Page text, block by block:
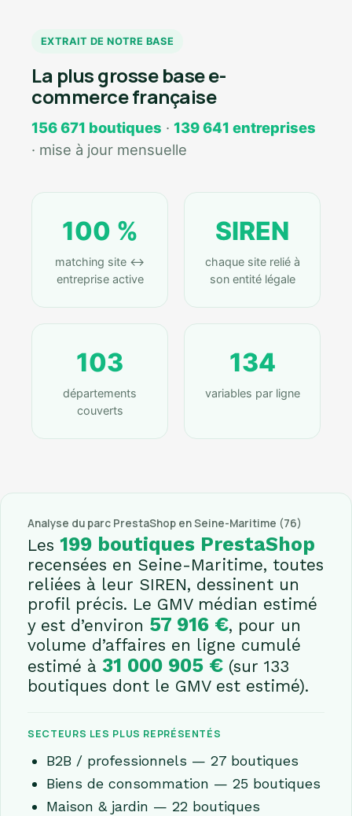
EXTRAIT DE NOTRE BASE
La plus grosse base e-
commerce française
156 671 boutiques · 139 641 entreprises
· mise à jour mensuelle
100 %
matching site ↔
entreprise active
SIREN
chaque site relié à
son entité légale
103
départements
couverts
134
variables par ligne
Analyse du parc PrestaShop en Seine-Maritime (76)
Les199 boutiques PrestaShop
recensées en Seine-Maritime, toutes
reliées à leur SIREN, dessinent un
profil précis. Le GMV médian estimé
y est d’environ 57 916 €, pour un
volume d’affaires en ligne cumulé
estimé à31 000 905 € (sur 133
boutiques dont le GMV est estimé).
SECTEURS LES PLUS REPRÉSENTÉS
B2B / professionnels — 27 boutiques
Biens de consommation — 25 boutiques
Maison & jardin — 22 boutiques